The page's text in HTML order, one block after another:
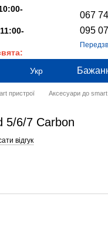
067
095
Укр
пристрої
Аксесуари до smart
5/6/7 Carbon
відгук